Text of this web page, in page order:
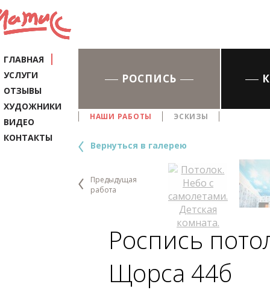
ГЛАВНАЯ
УСЛУГИ
ОТЗЫВЫ
ХУДОЖНИКИ
ВИДЕО
КОНТАКТЫ
РОСПИСЬ
НАШИ РАБОТЫ ЭСКИЗЫ
Вернуться в галерею
Предыдущая
работа
Роспись
Щорса 44б